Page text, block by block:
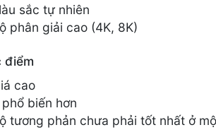
sắc tự nhiên
phân giải cao (4K, 8K)
điểm
cao
biến hơn
tương phản chưa phải tốt nhất ở